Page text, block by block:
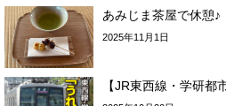
あみじま茶屋で休憩♪
2025年11月1日
【JR東西線・学研都